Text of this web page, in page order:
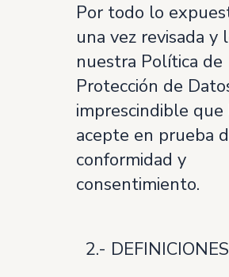
Por todo lo
una vez revisada y
nuestra Política de
Protección de
imprescindible que
acepte en prueba
conformidad y
consentimiento.
2.- DEFINICIONES